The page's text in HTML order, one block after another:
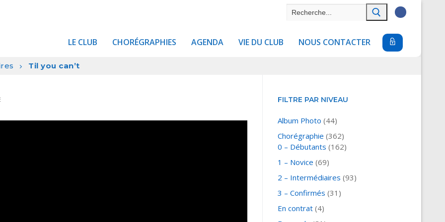
Rechercher
LE CLUB CHORÉGRAPHIES AGENDA VIE DU CLUB NOUS CONTACTER
Til you can’t
FILTRE PAR NIVEAU
Album Photo (44)
Chorégraphie (362)
0 – Débutants (162)
1 – Novice (69)
2 – Intermédiaires (93)
3 – Confirmés (31)
En contrat(4)